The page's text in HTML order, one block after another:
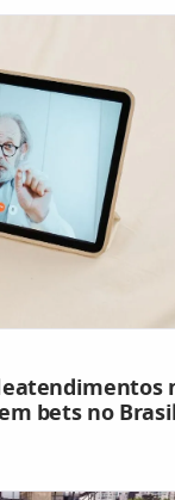
bets no Brasil